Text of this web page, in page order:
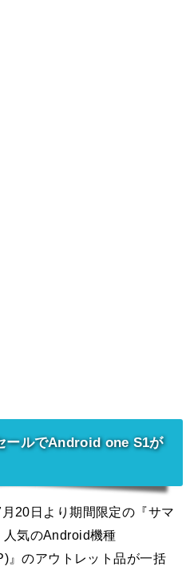
ールでAndroid one S1が
20日より期間限定の『サマ
人気のAndroid機種
』のアウトレット品が一括